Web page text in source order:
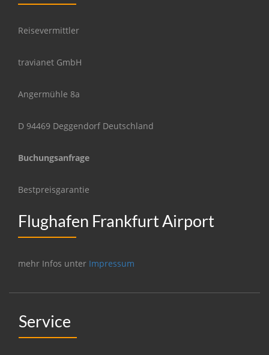
Reisevermittler
travianet GmbH
Angermühle 8a
D 94469 Deggendorf Deutschland
Buchungsanfrage
Bestpreisgarantie
Flughafen Frankfurt Airport
mehr Infos unter Impressum
Service